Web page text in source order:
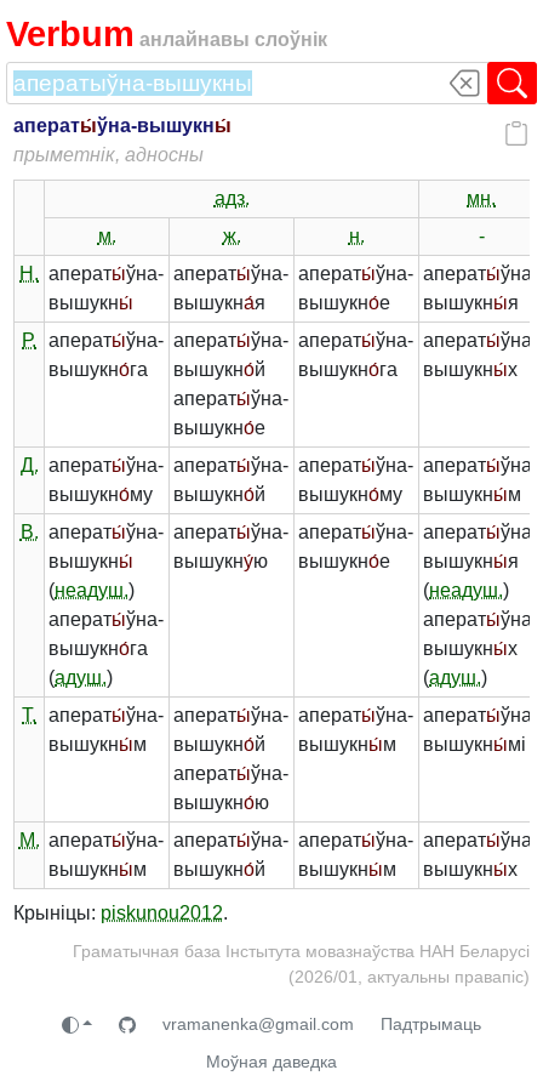
Verbum анлайнавы слоўнік
аператы́ўна-вышукны́
прыметнік, адносны
адз.
мн.
м.
ж. н.
-
Н. аператы́ўна-
вышукны́
аператы́ўна-
вышукна́я
аператы́ўна-
вышукно́е
аператы́ўна-
вышукны́я
Р.
аператы́ўна-
вышукно́га
аператы́ўна-
вышукно́й
аператы́ўна-
вышукно́е
аператы́ўна-
вышукно́га
аператы́ўна-
вышукны́х
Д. аператы́ўна-
вышукно́му
аператы́ўна-
вышукно́й
аператы́ўна-
вышукно́му
аператы́ўна-
вышукны́м
В. аператы́ўна-
вышукны́
(неадуш.)
аператы́ўна-
вышукно́га
(адуш.)
аператы́ўна-
вышукну́ю
аператы́ўна-
вышукно́е
аператы́ўна-
вышукны́я
(неадуш.)
аператы́ўна-
вышукны́х
(адуш.)
Т.
аператы́ўна-
вышукны́м
аператы́ўна-
вышукно́й
аператы́ўна-
вышукно́ю
аператы́ўна-
вышукны́м
аператы́ўна-
вышукны́мі
М. аператы́ўна-
вышукны́м
аператы́ўна-
вышукно́й
аператы́ўна-
вышукны́м
аператы́ўна-
вышукны́х
Крыніцы: piskunou2012.
Граматычная база Інстытута мовазнаўства НАН Беларусі
(2026/01, актуальны правапіс)
vramanenka@gmail.com
Падтрымаць
Моўная даведка